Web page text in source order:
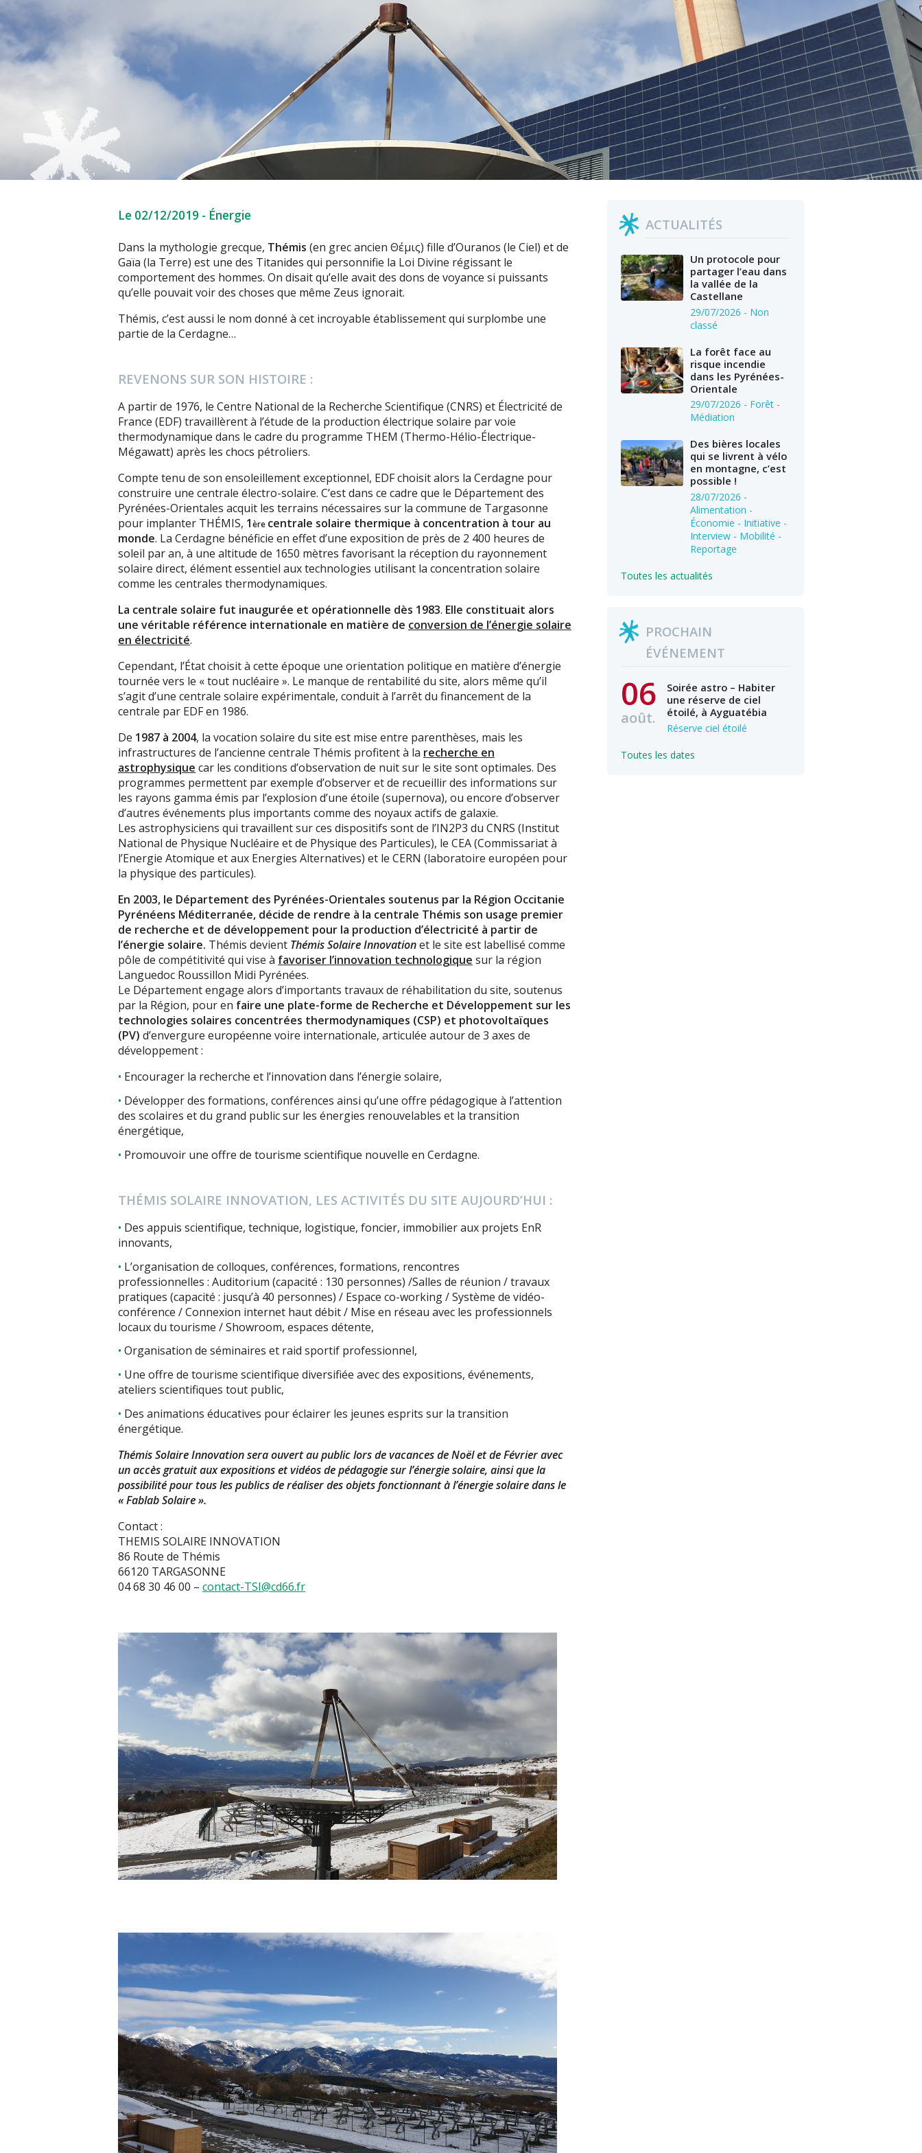
Le 02/12/2019 - Énergie
Dans la mythologie grecque, Thémis (en grec ancien Θέμις) fille d’Ouranos (le Ciel) et de
Gaïa (la Terre) est une des Titanides qui personnifie la Loi Divine régissant le
comportement des hommes. On disait qu’elle avait des dons de voyance si puissants
qu’elle pouvait voir des choses que même Zeus ignorait.
Thémis, c’est aussi le nom donné à cet incroyable établissement qui surplombe une
partie de la Cerdagne…
REVENONS SUR SON HISTOIRE :
A partir de 1976, le Centre National de la Recherche Scientifique (CNRS) et Électricité de
France (EDF) travaillèrent à l’étude de la production électrique solaire par voie
thermodynamique dans le cadre du programme THEM (Thermo-Hélio-Électrique-
Mégawatt) après les chocs pétroliers.
Compte tenu de son ensoleillement exceptionnel, EDF choisit alors la Cerdagne pour
construire une centrale électro-solaire. C’est dans ce cadre que le Département des
Pyrénées-Orientales acquit les terrains nécessaires sur la commune de Targasonne
pour implanter THÉMIS, 1ère centrale solaire thermique à concentration à tour au
monde. La Cerdagne bénéficie en effet d’une exposition de près de 2 400 heures de
soleil par an, à une altitude de 1650 mètres favorisant la réception du rayonnement
solaire direct, élément essentiel aux technologies utilisant la concentration solaire
comme les centrales thermodynamiques.
La centrale solaire fut inaugurée et opérationnelle dès 1983. Elle constituait alors
une véritable référence internationale en matière de conversion de l’énergie solaire
en électricité.
Cependant, l’État choisit à cette époque une orientation politique en matière d’énergie
tournée vers le « tout nucléaire ». Le manque de rentabilité du site, alors même qu’il
s’agit d’une centrale solaire expérimentale, conduit à l’arrêt du financement de la
centrale par EDF en 1986.
De 1987 à 2004, la vocation solaire du site est mise entre parenthèses, mais les
infrastructures de l’ancienne centrale Thémis profitent à la recherche en
astrophysique car les conditions d’observation de nuit sur le site sont optimales. Des
programmes permettent par exemple d’observer et de recueillir des informations sur
les rayons gamma émis par l’explosion d’une étoile (supernova), ou encore d’observer
d’autres événements plus importants comme des noyaux actifs de galaxie.
Les astrophysiciens qui travaillent sur ces dispositifs sont de l’IN2P3 du CNRS (Institut
National de Physique Nucléaire et de Physique des Particules), le CEA (Commissariat à
l’Energie Atomique et aux Energies Alternatives) et le CERN (laboratoire européen pour
la physique des particules).
En 2003, le Département des Pyrénées-Orientales soutenus par la Région Occitanie
Pyrénéens Méditerranée, décide de rendre à la centrale Thémis son usage premier
de recherche et de développement pour la production d’électricité à partir de
l’énergie solaire. Thémis devient Thémis Solaire Innovationet le site est labellisé comme
pôle de compétitivité qui vise à favoriser l’innovation technologique sur la région
Languedoc Roussillon Midi Pyrénées.
Le Département engage alors d’importants travaux de réhabilitation du site, soutenus
par la Région, pour en faire une plate-forme de Recherche et Développement sur les
technologies solaires concentrées thermodynamiques (CSP) et photovoltaïques
(PV) d’envergure européenne voire internationale, articulée autour de 3 axes de
développement :
Encourager la recherche et l’innovation dans l’énergie solaire,
Développer des formations, conférences ainsi qu’une offre pédagogique à l’attention
des scolaires et du grand public sur les énergies renouvelables et la transition
énergétique,
Promouvoir une offre de tourisme scientifique nouvelle en Cerdagne.
THÉMIS SOLAIRE INNOVATION, LES ACTIVITÉS DU SITE AUJOURD’HUI :
Des appuis scientifique, technique, logistique, foncier, immobilier aux projets EnR
innovants,
L’organisation de colloques, conférences, formations, rencontres
professionnelles : Auditorium (capacité : 130 personnes) /Salles de réunion / travaux
pratiques (capacité : jusqu’à 40 personnes) / Espace co-working / Système de vidéo-
conférence / Connexion internet haut débit / Mise en réseau avec les professionnels
locaux du tourisme / Showroom, espaces détente,
Organisation de séminaires et raid sportif professionnel,
Une offre de tourisme scientifique diversifiée avec des expositions, événements,
ateliers scientifiques tout public,
Des animations éducatives pour éclairer les jeunes esprits sur la transition
énergétique.
Thémis Solaire Innovation sera ouvert au public lors de vacances de Noël et de Février avec
un accès gratuit aux expositions et vidéos de pédagogie sur l’énergie solaire, ainsi que la
possibilité pour tous les publics de réaliser des objets fonctionnant à l’énergie solaire dans le
« Fablab Solaire ».
Contact :
THEMIS SOLAIRE INNOVATION
86 Route de Thémis
66120 TARGASONNE
04 68 30 46 00 – contact-TSI@cd66.fr
ACTUALITÉS
Un protocole pour
partager l’eau dans
la vallée de la
Castellane
29/07/2026 - Non
classé
La forêt face au
risque incendie
dans les Pyrénées-
Orientale
29/07/2026 - Forêt -
Médiation
Des bières locales
qui se livrent à vélo
en montagne, c’est
possible !
28/07/2026 -
Alimentation -
Économie - Initiative -
Interview - Mobilité -
Reportage
Toutes les actualités
PROCHAIN
ÉVÉNEMENT
06
août.
Soirée astro – Habiter
une réserve de ciel
étoilé, à Ayguatébia
Réserve ciel étoilé
Toutes les dates